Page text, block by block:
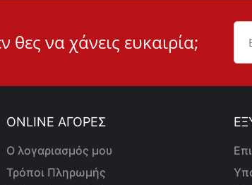
θες να χάνεις ευκαιρία;
ONLINE ΑΓΟΡΕΣ
Ο λογαριασμός μου
Τρόποι Πληρωμής